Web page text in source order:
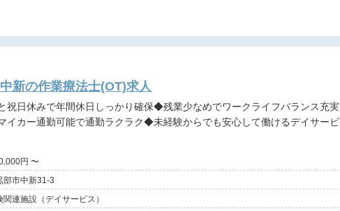
新の作業療法士(OT)求人
カー通勤可能で通勤ラクラク◆未経験からでも安心して働けるデイサービ
月給 230,000円 〜
部市中新31-3
関連施設（デイサービス）